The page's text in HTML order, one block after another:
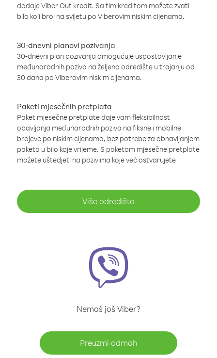
dodaje Viber Out kredit. Sa tim kreditom možete zvati
bilo koji broj na svijetu po Viberovim niskim cijenama.
30-dnevni planovi pozivanja
30-dnevni plan pozivanja omogućuje uspostavljanje
međunarodnih poziva na željeno odredište u trajanju od
30 dana po Viberovim niskim cijenama.
Paketi mjesečnih pretplata
Paket mjesečne pretplate daje vam fleksibilnost
obavljanja međunarodnih poziva na fiksne i mobilne
brojeve po niskim cijenama, bez potrebe za obnavljanjem
paketa u bilo koje vrijeme. S paketom mjesečne pretplate
možete uštedjeti na pozivima koje već ostvarujete
Više odredišta
Nemaš još Viber?
Preuzmi odmah